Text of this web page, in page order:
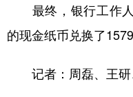
最终，银行工作人
的现金纸币兑换了
记者：周磊、王研